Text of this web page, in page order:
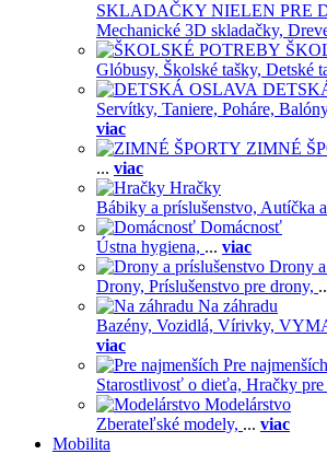
SKLADAČKY NIELEN PRE
Mechanické 3D skladačky,
Glóbusy, Školské tašky, Detské
Servítky, Taniere, Poháre,
viac
ZIMNÉ
... viac
Hračky
Bábiky a príslušenstvo, Autíčka
Domácnosť
Ústna hygiena, ... viac
Drony
Drony, Príslušenstvo pre drony,
Na záhradu
Bazény, Vozidlá, Vírivky,
viac
Pre najmenších
Starostlivosť o dieťa, Hračky pre
Modelárstvo
Zberateľské modely, ... viac
Mobilita